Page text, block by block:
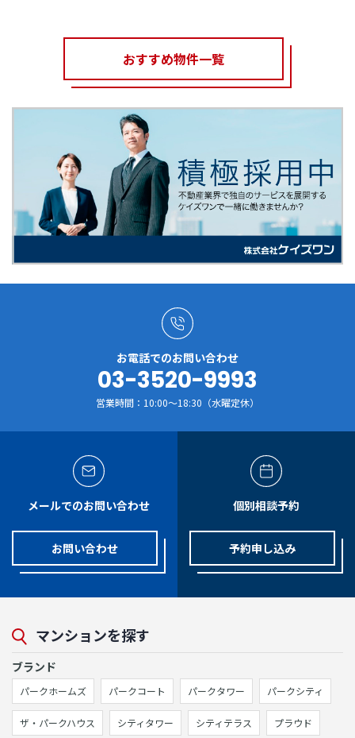
おすすめ物件一覧
お電話でのお問い合わせ
03-3520-9993
営業時間：10:00～18:30（水曜定休）
メールでのお問い合わせ
お問い合わせ
個別相談予約
予約申し込み
マンションを探す
ブランド
パークホームズ パークコート パークタワー パークシティ
ザ・パークハウス シティタワー シティテラス プラウド